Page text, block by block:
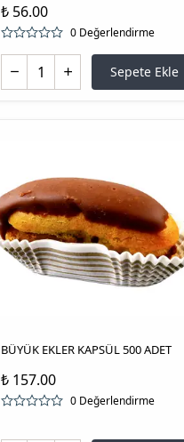
₺ 56.00
0 Değerlendirme
Sepete Ekle
BÜYÜK EKLER KAPSÜL 500 ADET
₺ 157.00
0 Değerlendirme